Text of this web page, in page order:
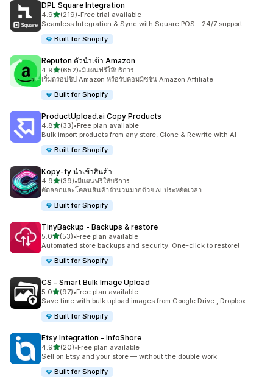
DPL Square Integration
4.9เต็ม 5 ดาว
(219)
ทั้งหมด 219 รีวิว
•Free trial available
Seamless Integration & Sync with Square POS - 24/7 support
Built for Shopify
Reputon ตัวนำเข้า Amazon
4.9เต็ม 5 ดาว
(652)
ทั้งหมด 652 รีวิว
•มีแผนฟรีให้บริการ
เริ่มดรอปชิป Amazon หรือรับคอมมิชชัน Amazon Affiliate
Built for Shopify
ProductUpload.ai Copy Products
4.8เต็ม 5 ดาว
(33)
ทั้งหมด 33 รีวิว
•Free plan available
Bulk import products from any store, Clone & Rewrite with AI
Built for Shopify
Kopy‑fy นำเข้าสินค้า
4.9เต็ม 5 ดาว
(39)
ทั้งหมด 39 รีวิว
•มีแผนฟรีให้บริการ
คัดลอกและโคลนสินค้าจำนวนมากด้วย AI ประหยัดเวลา
Built for Shopify
TinyBackup ‑ Backups & restore
5.0เต็ม 5 ดาว
(53)
ทั้งหมด 53 รีวิว
•Free plan available
Automated store backups and security. One-click to restore!
Built for Shopify
CS ‑ Smart Bulk Image Upload
5.0เต็ม 5 ดาว
(97)
ทั้งหมด 97 รีวิว
•Free plan available
Save time with bulk upload images from Google Drive , Dropbox
Built for Shopify
Etsy Integration ‑ InfoShore
4.9เต็ม 5 ดาว
(20)
ทั้งหมด 20 รีวิว
•Free plan available
Sell on Etsy and your store — without the double work
Built for Shopify